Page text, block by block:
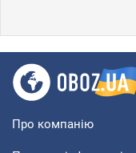
Про компанію